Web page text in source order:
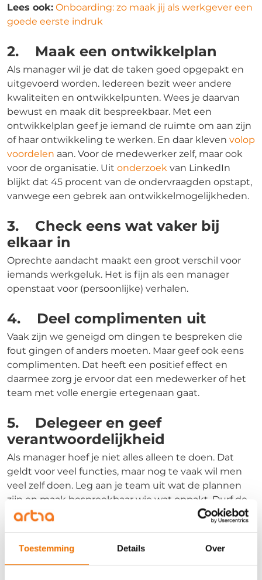
Toestemming Details Over
Lees ook: Onboarding: zo maak jij als werkgever een
goede eerste indruk
2. Maak een ontwikkelplan
Als manager wil je dat de taken goed opgepakt en
uitgevoerd worden. Iedereen bezit weer andere
kwaliteiten en ontwikkelpunten. Wees je daarvan
bewust en maak dit bespreekbaar. Met een
ontwikkelplan geef je iemand de ruimte om aan zijn
of haar ontwikkeling te werken. En daar kleven volop
voordelen aan. Voor de medewerker zelf, maar ook
voor de organisatie. Uit onderzoek van LinkedIn
blijkt dat 45 procent van de ondervraagden opstapt,
vanwege een gebrek aan ontwikkelmogelijkheden.
3. Check eens wat vaker bij
elkaar in
Oprechte aandacht maakt een groot verschil voor
iemands werkgeluk. Het is fijn als een manager
openstaat voor (persoonlijke) verhalen.
4. Deel complimenten uit
Vaak zijn we geneigd om dingen te bespreken die
fout gingen of anders moeten. Maar geef ook eens
complimenten. Dat heeft een positief effect en
daarmee zorg je ervoor dat een medewerker of het
team met volle energie ertegenaan gaat.
5. Delegeer en geef
verantwoordelijkheid
Als manager hoef je niet alles alleen te doen. Dat
geldt voor veel functies, maar nog te vaak wil men
veel zelf doen. Leg aan je team uit wat de plannen
zijn en maak bespreekbaar wie wat oppakt. Durf de
verantwoordelijkheid uit handen te geven. Laat je
verrassen door de creatieve ideeën en input van